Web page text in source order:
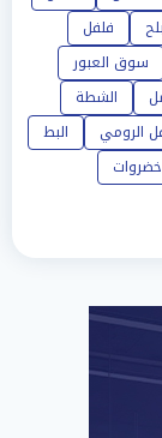
فلفل
سوق العبور
الشطة
الرومي
البط
خضروات